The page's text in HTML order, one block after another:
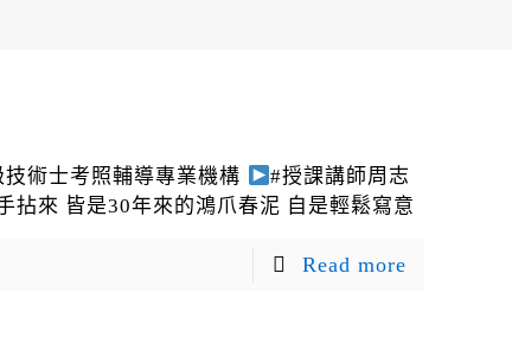
術士考照輔導專業機構
#授課講師周志
拈來 皆是30年來的鴻爪春泥 自是輕鬆寫意
Read more